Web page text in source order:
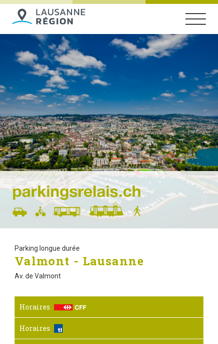
Parking longue durée
Valmont - Lausanne
Av. de Valmont
Horaires
Horaires